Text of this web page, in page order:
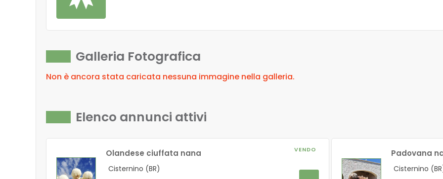
Galleria Fotografica
Non è ancora stata caricata nessuna immagine nella galleria.
Elenco annunci attivi
VENDO
Olandese ciuffata nana
Cisternino (BR)
Padovana
Cisternino